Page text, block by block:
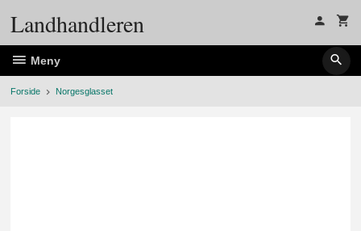
Landhandleren
Meny
Forside Norgesglasset